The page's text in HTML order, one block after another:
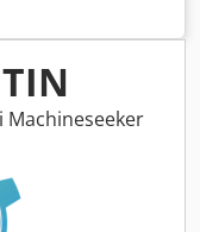
Machineseeker